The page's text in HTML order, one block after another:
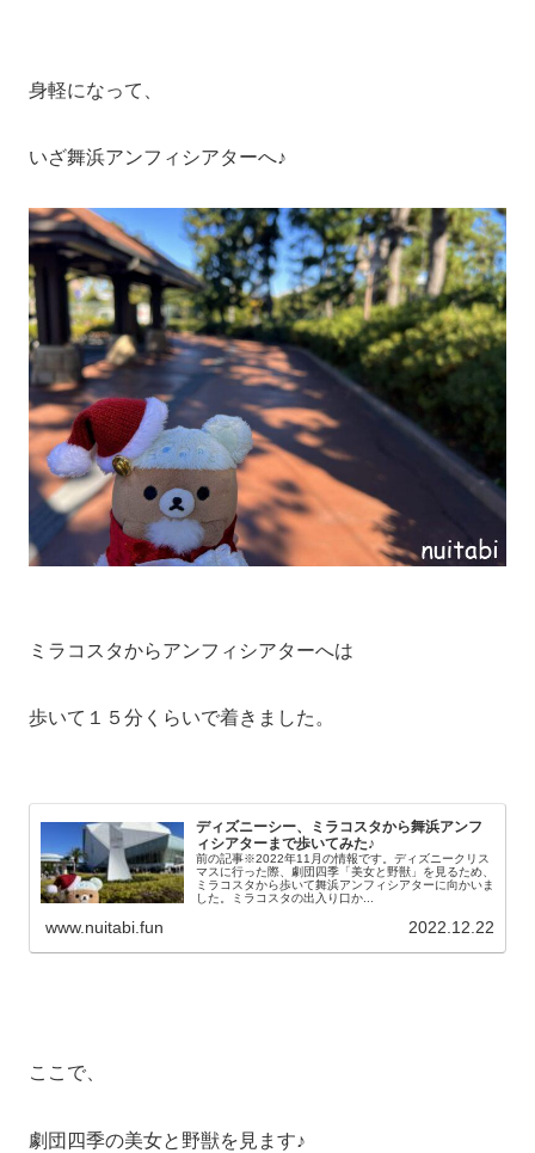
身軽になって、
いざ舞浜アンフィシアターへ♪
ミラコスタからアンフィシアターへは
歩いて１５分くらいで着きました。
ディズニーシー、ミラコスタから舞浜アンフ
ィシアターまで歩いてみた♪
前の記事※2022年11月の情報です。ディズニークリス
マスに行った際、劇団四季「美女と野獣」を見るため、
ミラコスタから歩いて舞浜アンフィシアターに向かいま
した。ミラコスタの出入り口か...
www.nuitabi.fun 2022.12.22
ここで、
劇団四季の美女と野獣を見ます♪